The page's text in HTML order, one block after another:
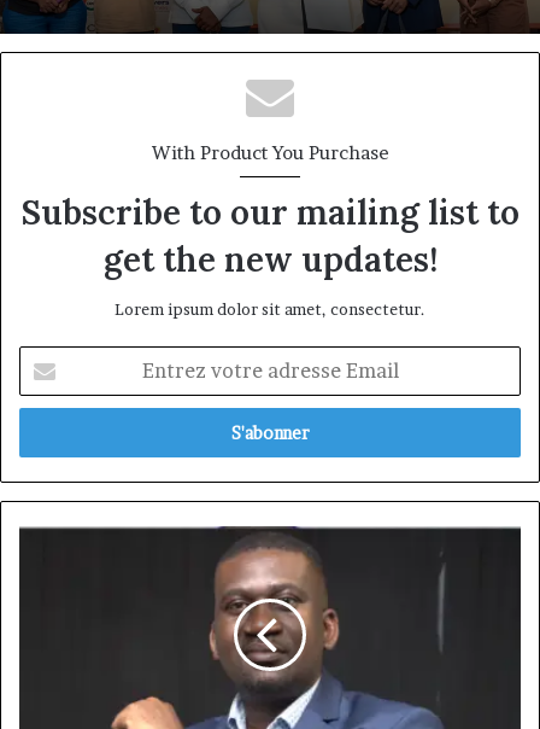
DÉCLIC Business : à Douala, une première
PME camerounaises
With Product You Purchase
Subscribe to our mailing list to
get the new updates!
Lorem ipsum dolor sit amet, consectetur.
votre
adresse